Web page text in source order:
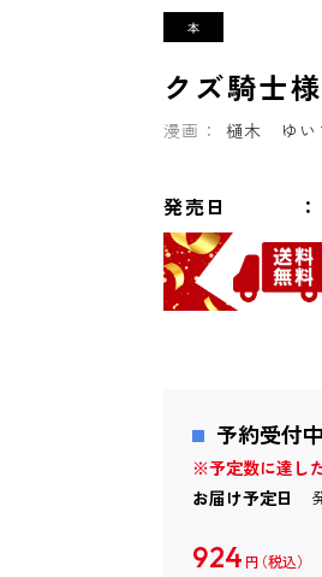
クズ騎士
漫画： 樋木 ゆい
発売日
予約受付中
※予定数に達し
お届け予定日
924 円